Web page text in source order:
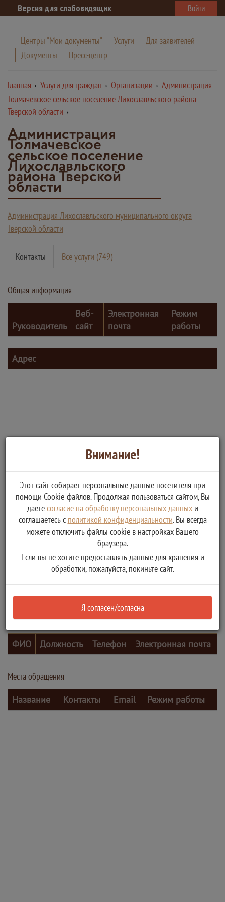
Версия для слабовидящих Войти
Центры "Мои документы" Услуги
Для заявителей
Документы
Пресс-центр
Главная Услуги для граждан Организации
Администрация
Толмачевское сельское поселение Лихославльского района
Тверской области
Администрация
Толмачевское
сельское поселение
Лихославльского
района Тверской
области
Администрация Лихославльского муниципального округа
Тверской области
Контакты Все услуги (749)
Общая информация
Руководитель
Веб-
сайт
Электронная
почта
Режим
работы
Адрес
Контактные лица
ФИО
Должность Телефон Электронная почта
Места обращения
Название
Контакты Email Режим работы
Внимание!
Этот сайт собирает персональные данные посетителя при
помощи Cookie-файлов. Продолжая пользоваться сайтом, Вы
даетесогласие на обработку персональных данныхи
соглашаетесь с политикой конфиденциальности. Вы всегда
можете отключить файлы cookie в настройках Вашего
браузера.
Если вы не хотите предоставлять данные для хранения и
обработки, пожалуйста, покиньте сайт.
Я согласен/согласна